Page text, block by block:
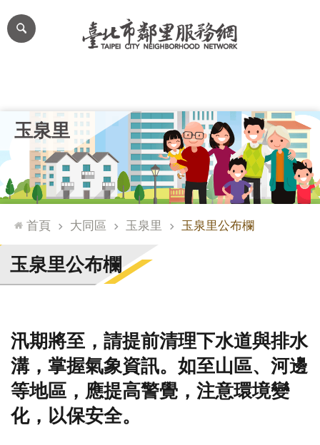
跳到主要內容區塊
網
站
台
通
臺
北
市
門
牌
整
合
檢
索
玉泉里
首頁 大同區 玉泉里 玉泉里公布欄
玉泉里公布欄
汛期將至，請提前清理下水道與排水
溝，掌握氣象資訊。如至山區、河邊
等地區，應提高警覺，注意環境變
化，以保安全。